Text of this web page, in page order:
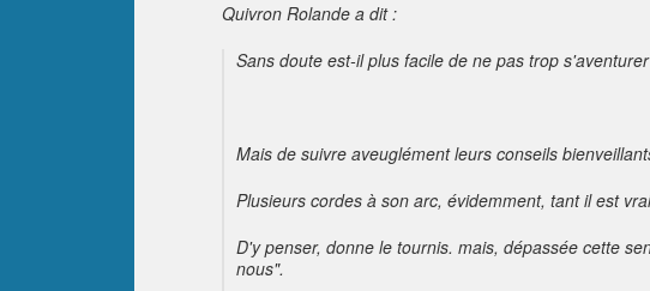
Quivron Rolande a dit :
Sans doute est-il plus facile de ne pas trop
Mais de suivre aveuglément leurs conseils
Plusieurs cordes à son arc, évidemment, tant il est
D'y penser, donne le tournis. mais, dépassée cette
nous".